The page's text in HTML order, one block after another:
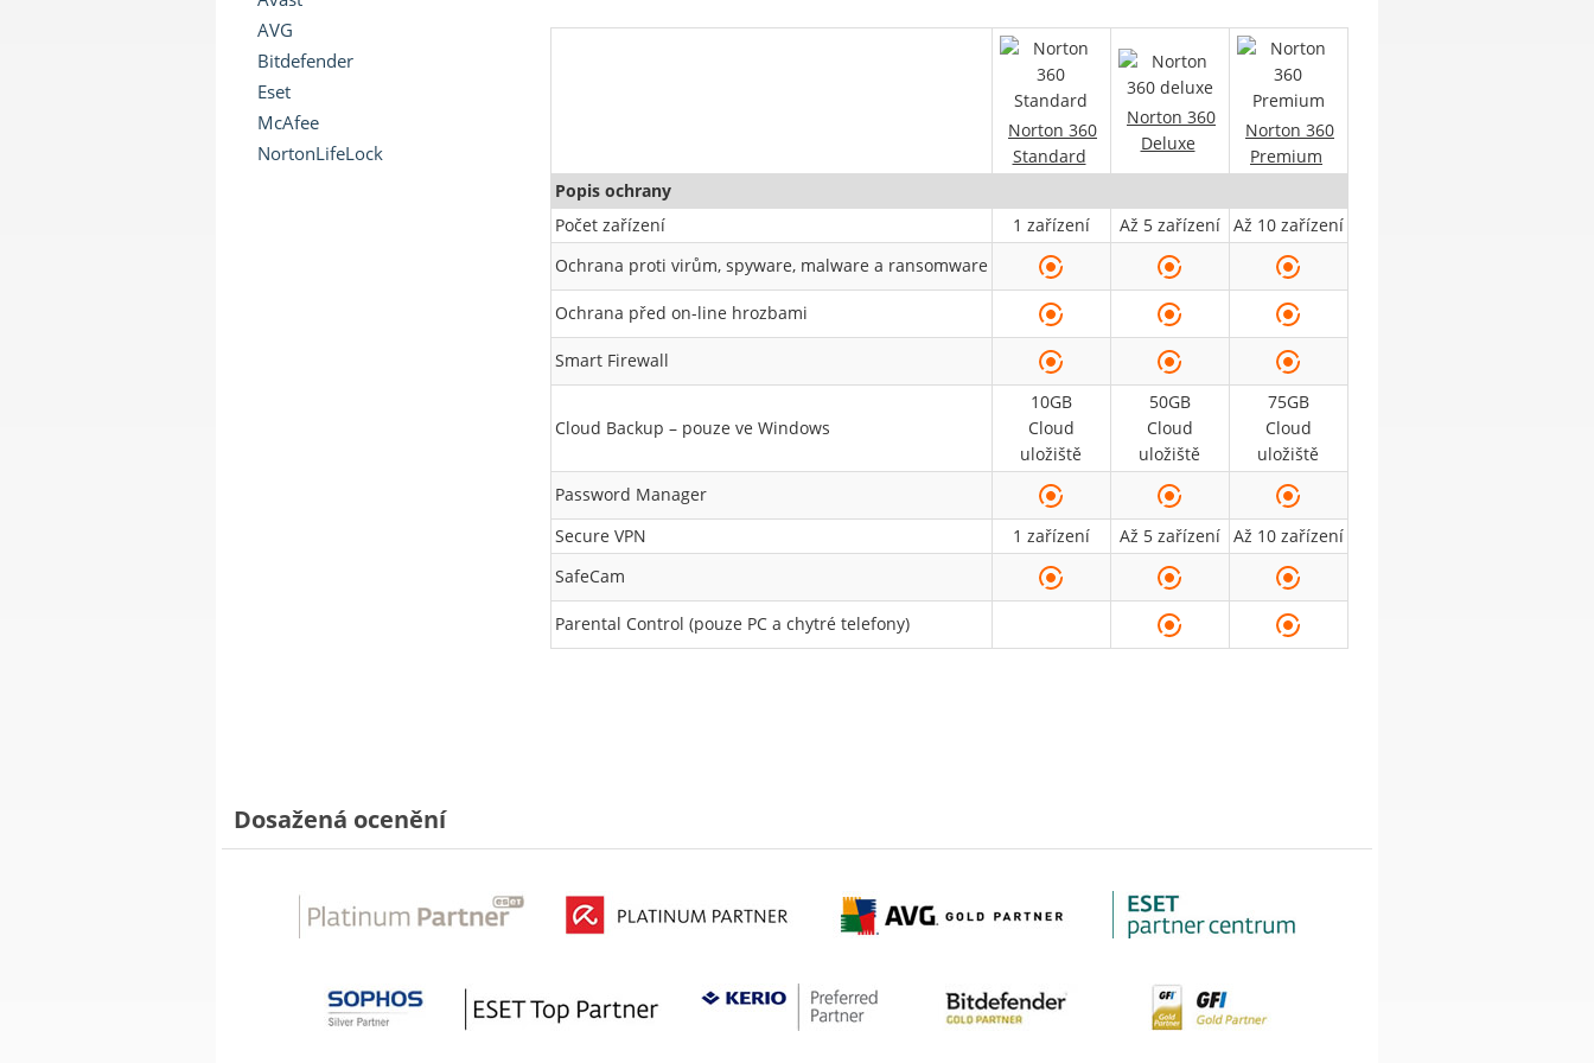
AVG
Bitdefender
Eset
McAfee
NortonLifeLock
Norton 360
Standard
Norton 360
Deluxe
Norton 360
Premium
Popis ochrany
Počet zařízení
1 zařízení Až 5 zařízení
Až 10 zařízení
Ochrana proti virům, spyware, malware a ransomware
Ochrana před on-line hrozbami
Smart Firewall
Cloud Backup – pouze ve Windows
10GB
Cloud
uložiště
50GB
Cloud
uložiště
75GB
Cloud
uložiště
Password Manager
Secure VPN
1 zařízení Až 5 zařízení
Až 10 zařízení
SafeCam
Parental Control (pouze PC a chytré telefony)
Dosažená ocenění